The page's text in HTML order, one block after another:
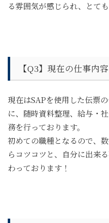
る雰囲気が感じられ、とて
【Q3】 現在の仕事内
現在はSAPを使用した伝票
に、随時資料整理、給与・
務を行っております。
初めての職種となるので、
らコツコツと、自分に出来
わっております！